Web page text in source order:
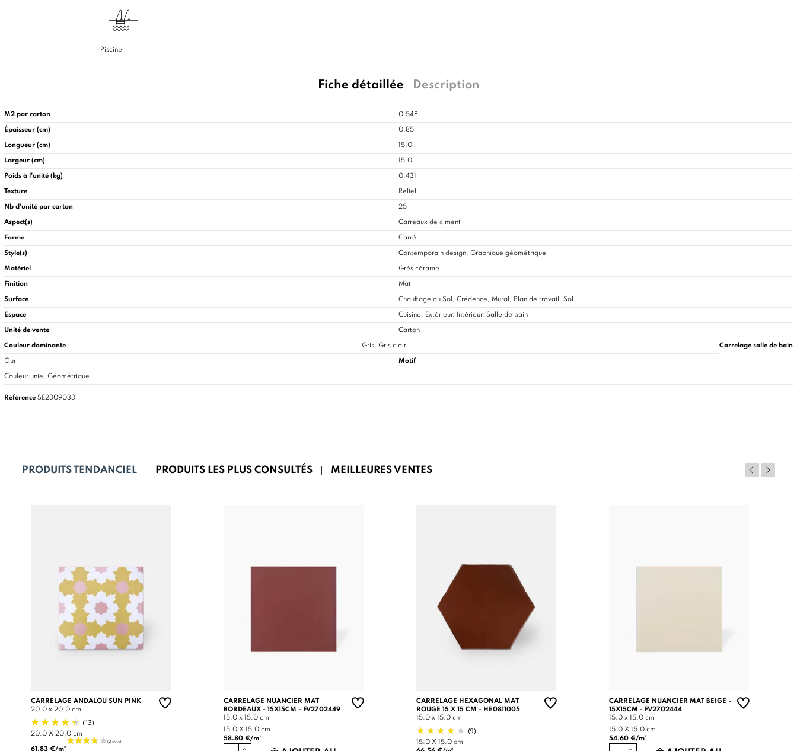
Piscine
Fiche détaillée Description
M2 par carton 0.548
Épaisseur (cm) 0.85
Longueur (cm) 15.0
Largeur (cm) 15.0
Poids à l'unité (kg) 0.431
Texture Relief
Nb d'unité par carton 25
Aspect(s) Carreaux de ciment
Forme Carré
Style(s) Contemporain design, Graphique géométrique
Matériel Grès cérame
Finition Mat
Surface Chauffage au Sol, Crédence, Mural, Plan de travail, Sol
Espace Cuisine, Extérieur, Intérieur, Salle de bain
Unité de vente Carton
Couleur dominante Gris, Gris clair Carrelage salle de bain
Oui Motif
Couleur unie, Géométrique
Référence SE2309033
PRODUITS TENDANCIEL PRODUITS LES PLUS CONSULTÉS MEILLEURES VENTES
CARRELAGE ANDALOU SUN PINK
20.0 x 20.0 cm
(13)
20.0 X 20.0 cm
61.83 €/m²
CARRELAGE NUANCIER MAT
BORDEAUX - 15X15CM - FV2702449
15.0 x 15.0 cm
15.0 X 15.0 cm
58.80 €/m²
CARRELAGE HEXAGONAL MAT
ROUGE 15 X 15 CM - HE0811005
15.0 x 15.0 cm
(9)
15.0 X 15.0 cm
CARRELAGE NUANCIER MAT BEIGE -
15X15CM - FV2702444
15.0 x 15.0 cm
15.0 X 15.0 cm
54.60 €/m²